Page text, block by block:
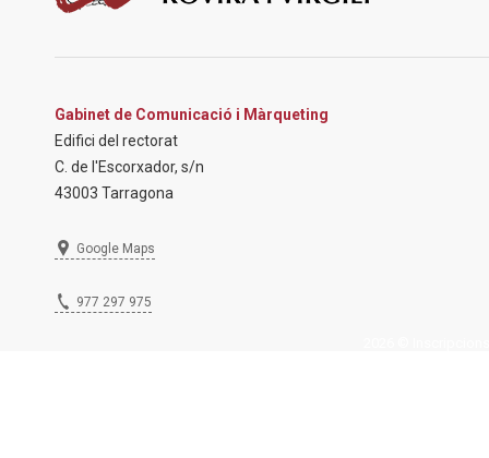
Gabinet de Comunicació i Màrqueting
Edifici del rectorat
C. de l'Escorxador, s/n
43003 Tarragona
Google Maps
977 297 975